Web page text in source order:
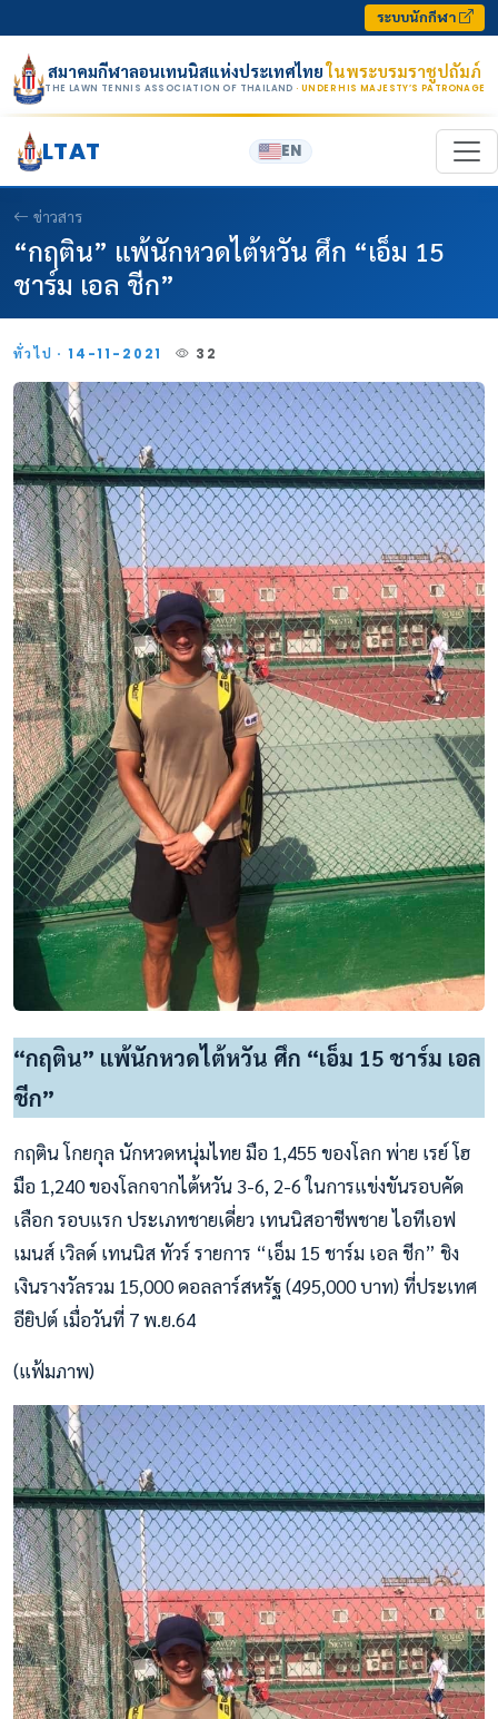
ระบบนักกีฬา
สมาคมกีฬาลอนเทนนิสแห่งประเทศไทยในพระบรมราชูปถัมภ์
THE LAWN TENNIS ASSOCIATION OF THAILAND · UNDER HIS MAJESTY’S PATRONAGE
LTAT EN
ข่าวสาร
“กฤติน” แพ้นักหวดไต้หวัน ศึก “เอ็ม 15
ชาร์ม เอล ชีก”
ทั่วไป · 14-11-2021 32
“กฤติน” แพ้นักหวดไต้หวัน ศึก “เอ็ม 15 ชาร์ม เอล
ชีก”
กฤติน โกยกุล นักหวดหนุ่มไทย มือ 1,455 ของโลก พ่าย เรย์ โฮ
มือ 1,240 ของโลกจากไต้หวัน 3-6, 2-6 ในการแข่งขันรอบคัด
เลือก รอบแรก ประเภทชายเดี่ยว เทนนิสอาชีพชาย ไอทีเอฟ
เมนส์ เวิลด์ เทนนิส ทัวร์ รายการ “เอ็ม 15 ชาร์ม เอล ชีก” ชิง
เงินรางวัลรวม 15,000 ดอลลาร์สหรัฐ (495,000 บาท) ที่ประเทศ
อียิปต์ เมื่อวันที่ 7 พ.ย.64
(แฟ้มภาพ)